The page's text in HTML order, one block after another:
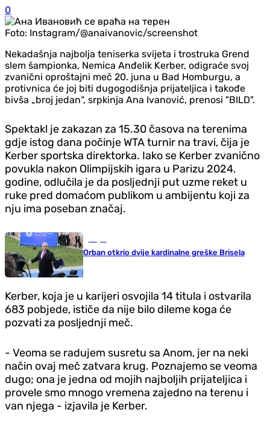
0
Foto: Instagram/@anaivanovic/screenshot
Nekadašnja najbolja teniserka svijeta i trostruka Grend
slem šampionka, Nemica Anđelik Kerber, odigraće svoj
zvanični oproštajni meč 20. juna u Bad Homburgu, a
protivnica će joj biti dugogodišnja prijateljica i takođe
bivša „broj jedan“, srpkinja Ana Ivanović, prenosi "BILD".
Spektakl je zakazan za 15.30 časova na terenima
gdje istog dana počinje WTA turnir na travi, čija je
Kerber sportska direktorka. Iako se Kerber zvanično
povukla nakon Olimpijskih igara u Parizu 2024.
godine, odlučila je da posljednji put uzme reket u
ruke pred domaćom publikom u ambijentu koji za
nju ima poseban značaj.
Orban otkrio dvije kardinalne greške Brisela
Kerber, koja je u karijeri osvojila 14 titula i ostvarila
683 pobjede, ističe da nije bilo dileme koga će
pozvati za posljednji meč.
- Veoma se radujem susretu sa Anom, jer na neki
način ovaj meč zatvara krug. Poznajemo se veoma
dugo; ona je jedna od mojih najboljih prijateljica i
provele smo mnogo vremena zajedno na terenu i
van njega - izjavila je Kerber.